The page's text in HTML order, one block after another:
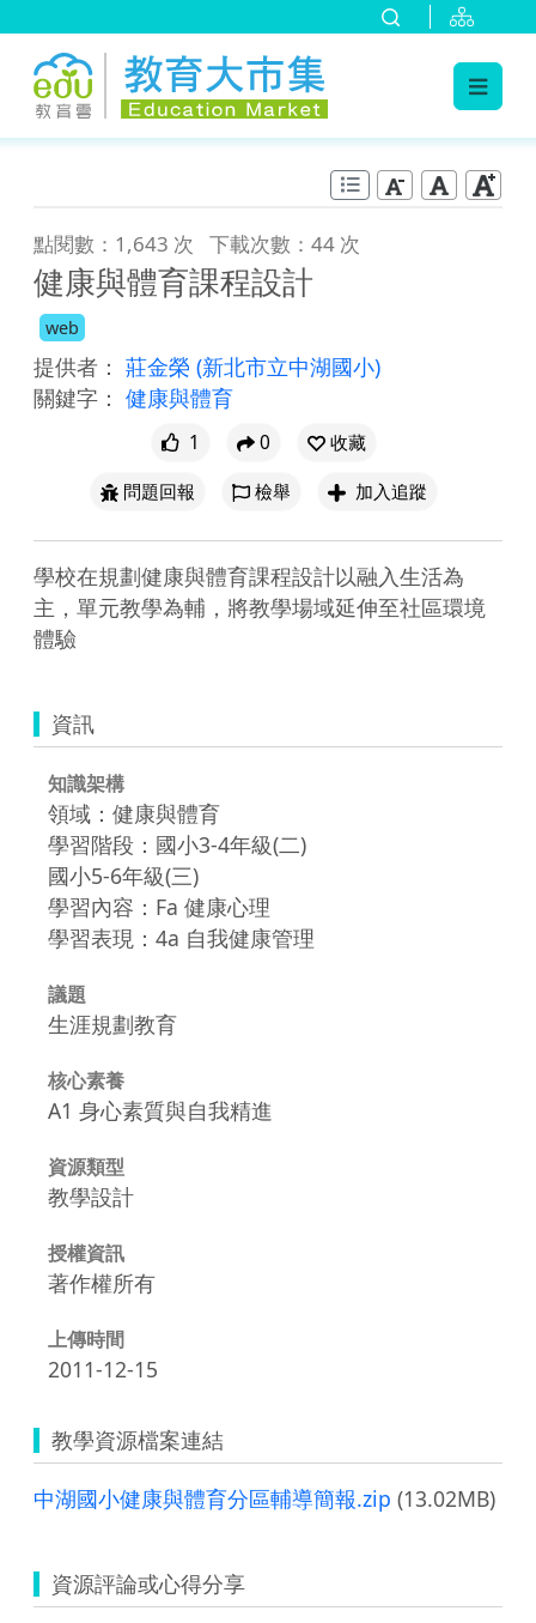
點閱數：1,643 次 下載次數：44 次
健康與體育課程設計
web
提供者： 莊金榮 (新北市立中湖國小)
關鍵字： 健康與體育
1 0
收藏
問題回報
檢舉 加入追蹤
學校在規劃健康與體育課程設計以融入生活為
主，單元教學為輔，將教學場域延伸至社區環境
體驗
資訊
知識架構
領域：健康與體育
學習階段：國小3-4年級(二)
國小5-6年級(三)
學習內容：Fa 健康心理
學習表現：4a 自我健康管理
議題
生涯規劃教育
核心素養
A1 身心素質與自我精進
資源類型
教學設計
授權資訊
著作權所有
上傳時間
2011-12-15
教學資源檔案連結
中湖國小健康與體育分區輔導簡報.zip (13.02MB)
資源評論或心得分享